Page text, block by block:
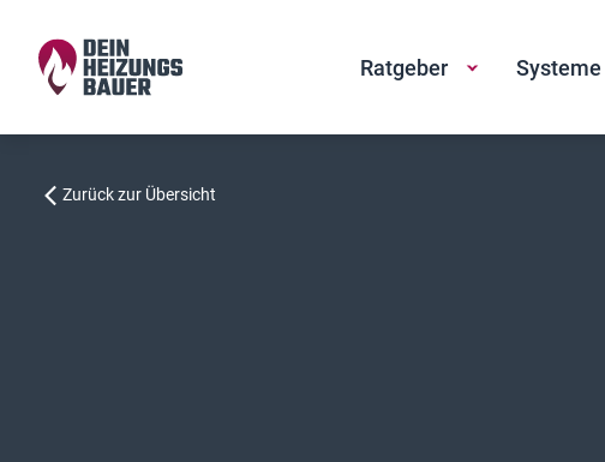
Ratgeber
Zurück zur Übersicht